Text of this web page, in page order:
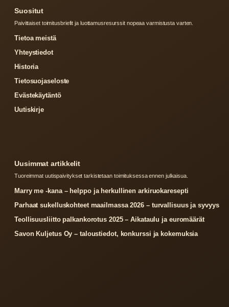
Suositut
Paivittaiset toimitusbriefit ja luottamusresurssit nopeaa varmistusta varten.
Tietoa meistä
Yhteystiedot
Historia
Tietosuojaseloste
Evästekäytäntö
Uutiskirje
Uusimmat artikkelit
Tuoreimmat uutispaivitykset tarkistetaan toimituksessa ennen julkaisua.
Marry me -kana – helppo ja herkullinen arkiruokaresepti
Parhaat sukelluskohteet maailmassa 2026 – turvallisuus ja syvyys
Teollisuusliitto palkankorotus 2025 – Aikataulu ja euromäärät
Savon Kuljetus Oy – taloustiedot, konkurssi ja kokemuksia